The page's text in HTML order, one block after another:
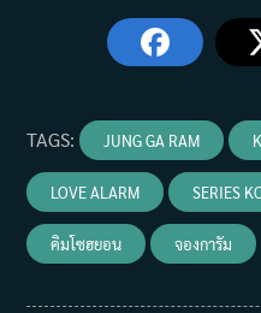
TAGS: JUNG GA RAM
LOVE ALARM SERIES
คิมโซฮยอน จองการัม